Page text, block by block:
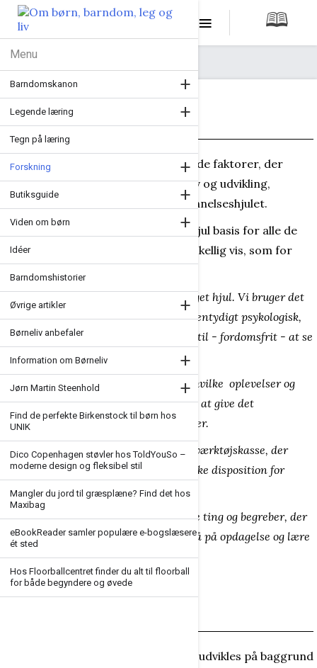
≡
Forside /Forskning og metoder 🕮
Menu
Barndomskanon +
Legende læring +
Tegn på læring
Forskning +
Butiksguide +
Viden om børn +
Idéer
Barndomshistorier
Øvrige artikler +
Børneliv anbefaler
Information om Børneliv +
Jørn Martin Steenhold +
Find de perfekte Birkenstock til børn hos
UNIK
Dico Copenhagen støvler hos ToldYouSo –
moderne design og fleksibel stil
Mangler du jord til græsplæne? Find det hos
Maxibag
eBookReader samler populære e-bogslæsere
ét sted
Hos Floorballcentret finder du alt til floorball
for både begyndere og øvede
Dannelseshjulet
I Steenholds
er alle de faktorer, der
indgår som grundlag for et barns liv og udvikling,
sammenfattet i denne oversigt: Dannelseshjulet.
Som tidligere nævnt danner dette hjul basis for alle de
andre “hjul" og benyttes på vidt forskellig vis, som for
eksempel:
I vores børnehave har hvert barn sit eget hjul. Vi bruger det
til samtaler om barnet. Hjulet er ikke entydigt psykologisk,
men det er et redskab, der kan bruges til - fordomsfrit - at se
“det hele barn.
Det kan således bruges til at afklare, hvilke oplevelser og
hvilken erfaring der bedst egner sig til at give det
pågældende barn gode vækstbetingelser.
Dannelseshjulet kan opfattes som en værktøjskasse, der
rummer inspiration til den pædagogiske disposition for
arbejdet med børn.
Det henviser de voksne til mange af de ting og begreber, der
skal bringes i spil, for at barnet kan gå på opdagelse og lære
nyt.
Jørn Martin forklarer, at “dannelse" udvikles på baggrund